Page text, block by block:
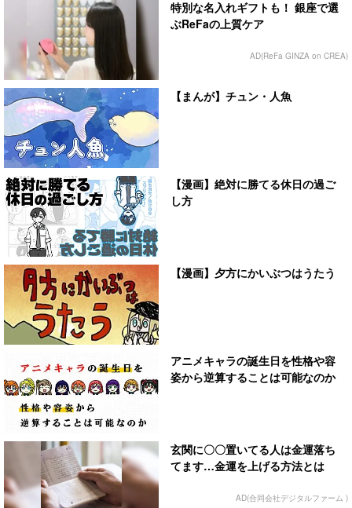
特別な名入れギフトも！ 銀座で選
ぶReFaの上質ケア
AD(ReFa GINZA on CREA)
【まんが】チュン・人魚
【漫画】絶対に勝てる休日の過ご
し方
【漫画】夕方にかいぶつはうたう
アニメキャラの誕生日を性格や容
姿から逆算することは可能なのか
玄関に〇〇置いてる人は金運落ち
てます…金運を上げる方法とは
AD(合同会社デジタルファーム )